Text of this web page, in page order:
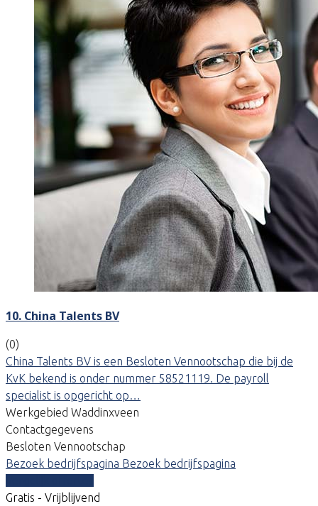
10. China Talents BV
(0)
China Talents BV is een Besloten Vennootschap die bij de
KvK bekend is onder nummer 58521119. De payroll
specialist is opgericht op…
Werkgebied Waddinxveen
Contactgegevens
Besloten Vennootschap
Bezoek bedrijfspagina Bezoek bedrijfspagina
Gratis - Vrijblijvend